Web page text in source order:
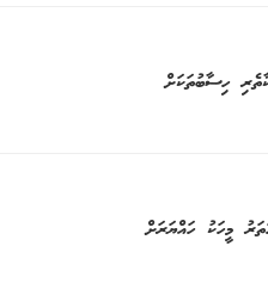
މީހަކު ހައްޔަރަށް